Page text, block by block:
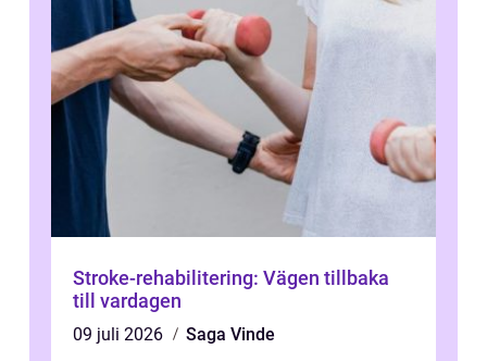
Stroke-rehabilitering: Vägen tillbaka
till vardagen
09 juli 2026
Saga Vinde